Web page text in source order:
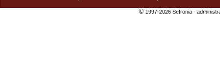
©1997-2026 Sefronia -